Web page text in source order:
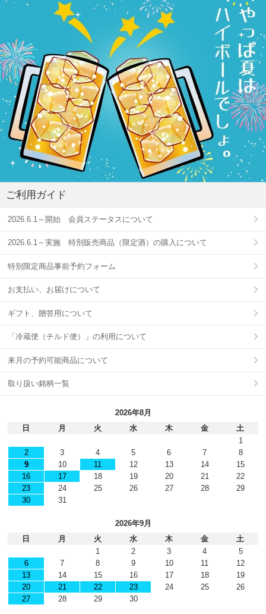
ご利用ガイド
2026.6.1～開始 会員ステータスについて
2026.6.1～実施 特別販売商品（限定酒）の購入について
特別限定商品事前予約フォーム
お支払い、お届けについて
ギフト、贈答用について
「冷蔵便（チルド便）」の利用について
来月の予約可能商品について
取り扱い銘柄一覧
2026年8月
日
月 火 水 木 金
土
1
2
3 4 5 6 7
8
9
10 11 12 13 14
15
16
17 18 19 20 21
22
23
24 25 26 27 28
29
30
31
2026年9月
日
月 火 水 木 金
土
1
2 3 4
5
6
7 8 9 10 11
12
13
14 15 16 17 18
19
20
21 22 23 24 25
26
27
28 29 30